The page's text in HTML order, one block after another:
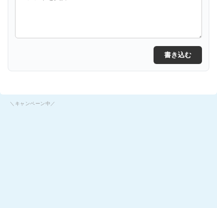
書き込む
＼キャンペーン中／